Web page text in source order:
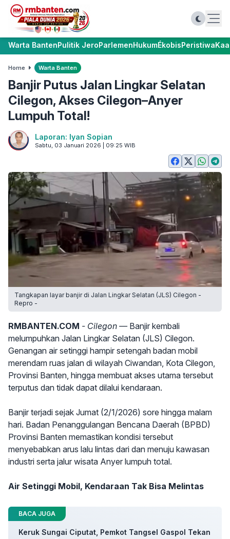
Warta BantenPulitik JeroParlemenHukumÉkobisPeristiwa
Home Warta Banten
Banjir Putus Jalan Lingkar Selatan
Cilegon, Akses Cilegon–Anyer
Lumpuh Total!
Laporan: Iyan Sopian
Sabtu, 03 Januari 2026 | 09:25 WIB
Tangkapan layar banjir di Jalan Lingkar Selatan (JLS) Cilegon -
Repro -
RMBANTEN.COM - Cilegon — Banjir kembali
melumpuhkan Jalan Lingkar Selatan (JLS) Cilegon.
Genangan air setinggi hampir setengah badan mobil
merendam ruas jalan di wilayah Ciwandan, Kota Cilegon,
Provinsi Banten, hingga membuat akses utama tersebut
terputus dan tidak dapat dilalui kendaraan.
Banjir terjadi sejak Jumat (2/1/2026) sore hingga malam
hari. Badan Penanggulangan Bencana Daerah (BPBD)
Provinsi Banten memastikan kondisi tersebut
menyebabkan arus lalu lintas dari dan menuju kawasan
industri serta jalur wisata Anyer lumpuh total.
Air Setinggi Mobil, Kendaraan Tak Bisa Melintas
BACA JUGA
Keruk Sungai Ciputat, Pemkot Tangsel Gaspol Tekan